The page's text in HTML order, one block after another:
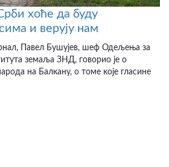
хоће да буду
и верују нам
Павел Бушујев, шеф Одељења за
земаља ЗНД, говорио је о
на Балкану, о томе које гласине